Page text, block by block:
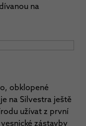
na
obklopené
na Silvestra ještě
užívat z první
zástavby